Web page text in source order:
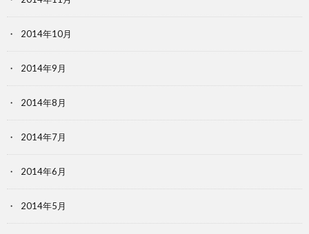
2014年10月
2014年9月
2014年8月
2014年7月
2014年6月
2014年5月